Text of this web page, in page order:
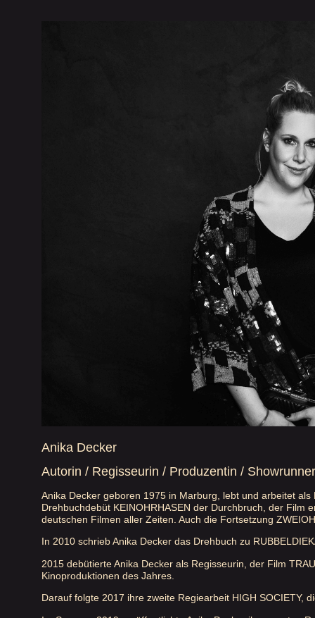
Anika Decker
Autorin / Regisseurin / Produzentin /
Anika Decker geboren 1975 in Marburg, lebt und arbeitet
Drehbuchdebüt KEINOHRHASEN der Durchbruch, der
deutschen Filmen aller Zeiten. Auch die Fortsetzung
In 2010 schrieb Anika Decker das Drehbuch zu
2015 debütierte Anika Decker als Regisseurin, der Film
Kinoproduktionen des Jahres.
Darauf folgte 2017 ihre zweite Regiearbeit HIGH SOCIETY,